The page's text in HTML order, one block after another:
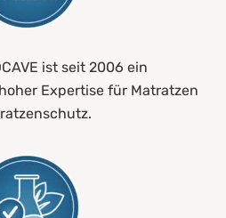
ist seit 2006 ein
Expertise für Matratzen